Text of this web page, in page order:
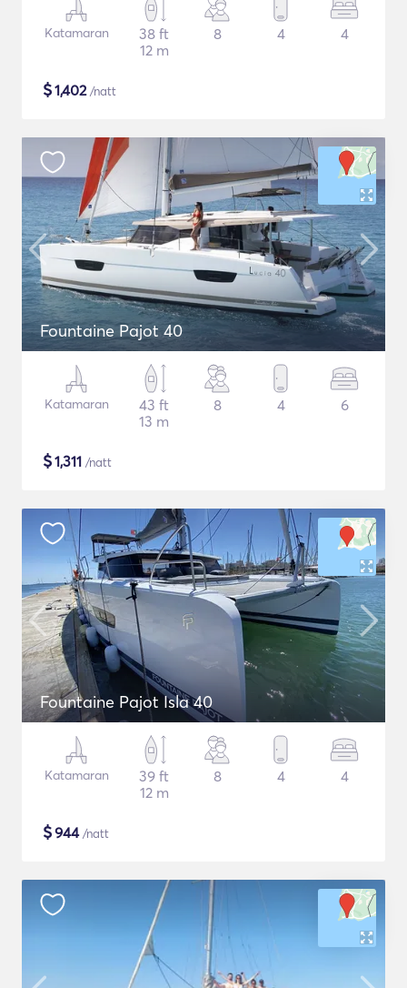
Katamaran
38 ft
12 m
8 4 4
$1,402/natt
Fountaine Pajot 40
Katamaran
43 ft
13 m
8 4 6
$1,311 /natt
Fountaine Pajot Isla 40
Katamaran
39 ft
12 m
8 4 4
$944/natt